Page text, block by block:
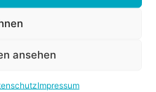
ansehen
Impres­sum